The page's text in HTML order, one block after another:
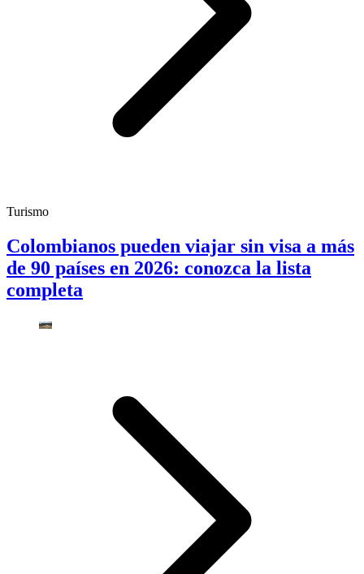
Turismo
Colombianos pueden viajar sin visa a más
de 90 países en 2026: conozca la lista
completa